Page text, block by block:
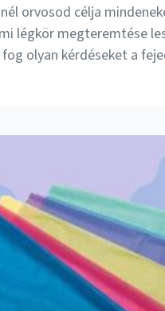
orvosod célja
légkör megteremtése
olyan kérdéseket a